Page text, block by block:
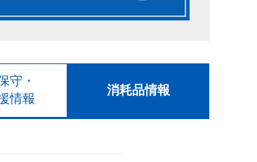
守・
情報
消耗品情報